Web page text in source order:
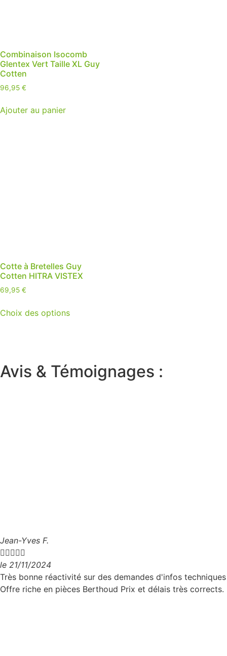
Combinaison Isocomb
Glentex Vert Taille XL Guy
Cotten
96,95 €
Ajouter au panier
Cotte à Bretelles Guy
Cotten HITRA VISTEX
69,95 €
Choix des options
Avis & Témoignages :
Jean-Yves F.

le 21/11/2024
Très bonne réactivité sur des demandes d'infos techniques
Offre riche en pièces Berthoud Prix et délais très corrects.